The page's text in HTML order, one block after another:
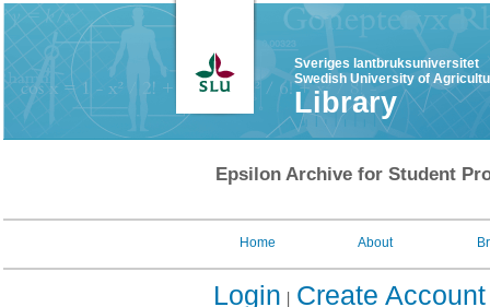
Sveriges lantbruksuniversitet
Swedish University of
Library
Epsilon Archive for Student
Home About
Login Create Account